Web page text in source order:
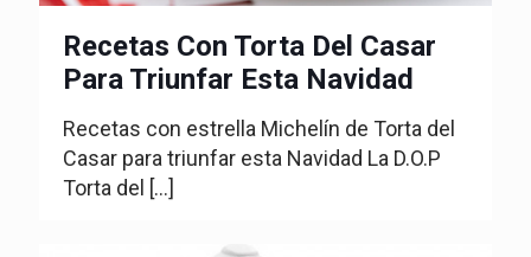
Recetas Con Torta Del Casar
Para Triunfar Esta Navidad
Recetas con estrella Michelín de Torta del
Casar para triunfar esta Navidad La D.O.P
Torta del […]